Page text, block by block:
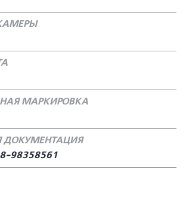
МАРКИРОВКА
ДОКУМЕНТАЦИЯ
98358561